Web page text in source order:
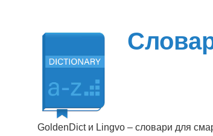
GoldenDict и Lingvo – словари для